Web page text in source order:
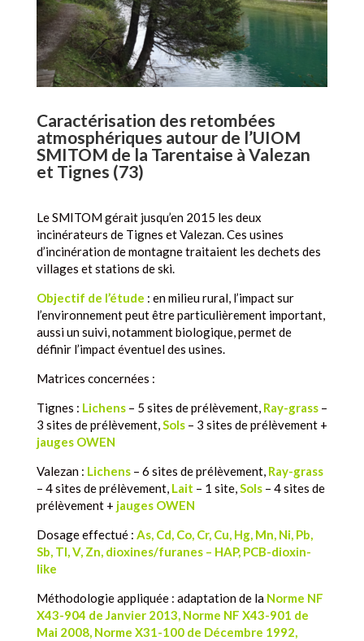
Caractérisation des retombées
atmosphériques autour de l’UIOM
SMITOM de la Tarentaise à Valezan
et Tignes (73)
Le SMITOM gérait jusqu’en 2015 les deux
incinérateurs de Tignes et Valezan. Ces usines
d’incinération de montagne traitaient les dechets des
villages et stations de ski.
Objectif de l’étude : en milieu rural, l’impact sur
l’environnement peut être particulièrement important,
aussi un suivi, notamment biologique, permet de
définir l’impact éventuel des usines.
Matrices concernées :
Tignes : Lichens – 5 sites de prélèvement, Ray-grass –
3 sites de prélèvement,Sols – 3 sites de prélèvement +
jauges OWEN
Valezan : Lichens – 6 sites de prélèvement, Ray-grass
– 4 sites de prélèvement, Lait – 1 site,Sols – 4 sites de
prélèvement + jauges OWEN
Dosage effectué : As, Cd, Co, Cr, Cu, Hg, Mn, Ni, Pb,
Sb, Tl, V, Zn, dioxines/furanes – HAP, PCB-dioxin-
like
Méthodologie appliquée : adaptation de la Norme NF
X43-904 de Janvier 2013, Norme NF X43-901 de
Mai 2008, Norme X31-100 de Décembre 1992,